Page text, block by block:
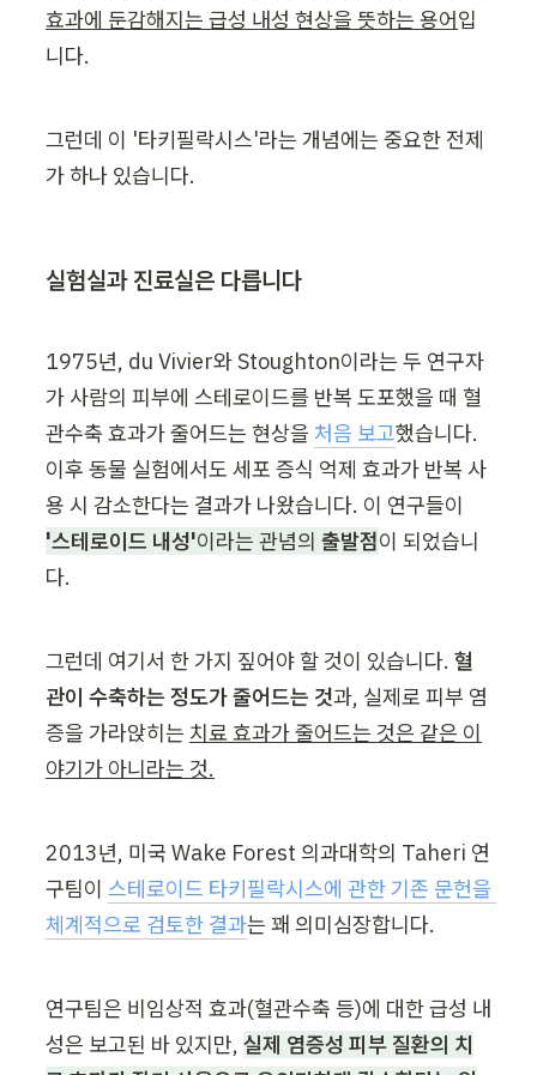
효과에 둔감해지는 급성 내성 현상을 뜻하는 용어입
니다.
그런데 이 '타키필락시스'라는 개념에는 중요한 전제
가 하나 있습니다.
실험실과 진료실은 다릅니다
1975년, du Vivier와 Stoughton이라는 두 연구자
가 사람의 피부에 스테로이드를 반복 도포했을 때 혈
관수축 효과가 줄어드는 현상을 처음 보고했습니다.
이후 동물 실험에서도 세포 증식 억제 효과가 반복 사
'스테로이드 내성'이라는 관념의 출발점이 되었습니
다.
그런데 여기서 한 가지 짚어야 할 것이 있습니다. 혈
관이 수축하는 정도가 줄어드는 것과, 실제로 피부 염
증을 가라앉히는 치료 효과가 줄어드는 것은 같은 이
야기가 아니라는 것.
2013년, 미국 Wake Forest 의과대학의 Taheri 연
구팀이 스테로이드 타키필락시스에 관한 기존 문헌을
체계적으로 검토한 결과는 꽤 의미심장합니다.
연구팀은 비임상적 효과(혈관수축 등)에 대한 급성 내
성은 보고된 바 있지만, 실제 염증성 피부 질환의 치